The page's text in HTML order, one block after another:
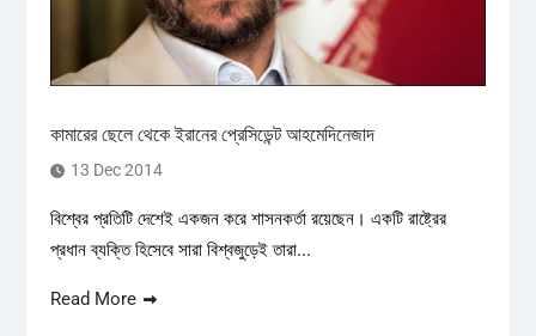
কামারের ছেলে থেকে ইরানের প্রেসিডেন্ট আহমেদিনেজাদ
13 Dec 2014
বিশ্বের প্রতিটি দেশেই একজন করে শাসনকর্তা রয়েছেন। একটি রাষ্ট্রের
প্রধান ব্যক্তি হিসেবে সারা বিশ্বজুড়েই তারা...
Read More